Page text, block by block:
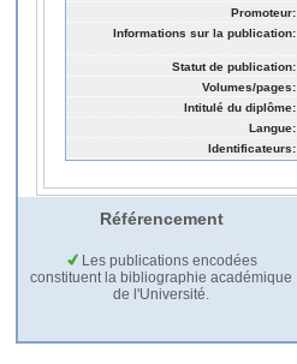
Promoteur:
Informations sur la publication:
Statut de publication:
Volumes/pages:
Intitulé du diplôme:
Langue:
Identificateurs:
Référencement
Les publications encodées
constituent la bibliographie académique
de l'Université.